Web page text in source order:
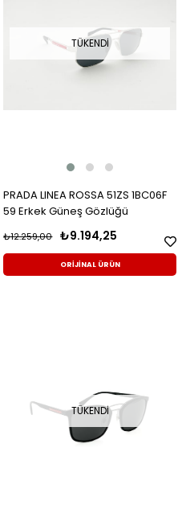
TÜKENDI
PRADA LINEA ROSSA 51ZS 1BC06F
59 Erkek Güneş Gözlüğü
₺9.194,25
₺12.259,00
ORİJİNAL ÜRÜN
TÜKENDI